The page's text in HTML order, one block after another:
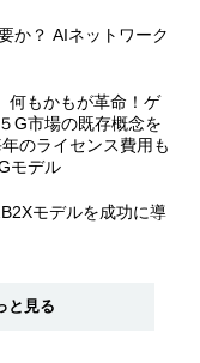
か？ AIネットワーク
何もかもが革命！ゲ
G市場の既存概念を
のライセンス費用も
モデル
モデルを成功に導
と見る